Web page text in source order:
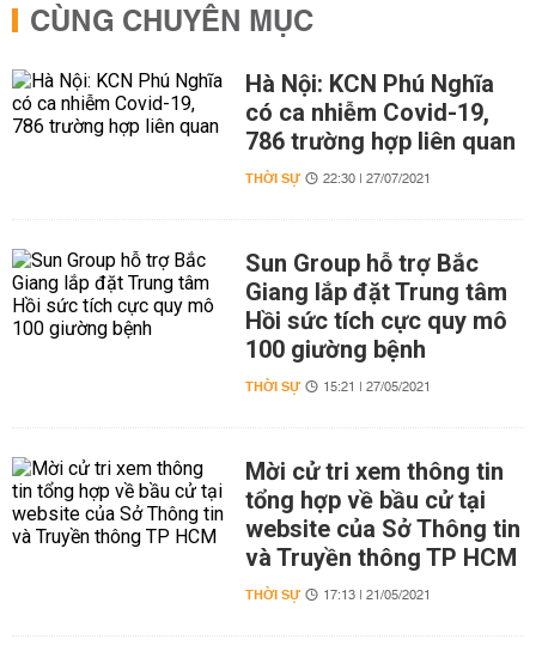
CÙNG CHUYÊN MỤC
Hà Nội: KCN Phú Nghĩa
có ca nhiễm Covid-19,
786 trường hợp liên quan
THỜI SỰ 22:30 | 27/07/2021
Sun Group hỗ trợ Bắc
Giang lắp đặt Trung tâm
Hồi sức tích cực quy mô
100 giường bệnh
THỜI SỰ 15:21 | 27/05/2021
Mời cử tri xem thông tin
tổng hợp về bầu cử tại
website của Sở Thông tin
và Truyền thông TP HCM
THỜI SỰ 17:13 | 21/05/2021